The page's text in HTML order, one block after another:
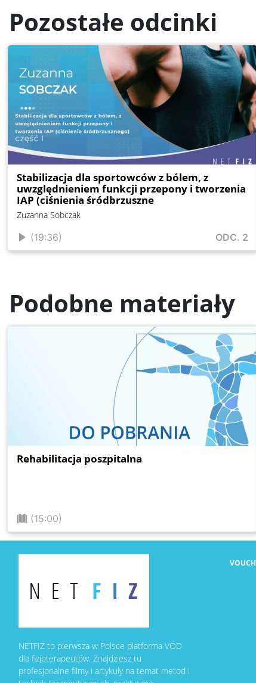
Pozostałe odcinki
Stabilizacja dla sportowców z bólem, z
uwzględnieniem funkcji przepony i tworzenia
IAP (ciśnienia śródbrzuszne
Zuzanna Sobczak
(19:36) ODC. 2
Podobne materiały
Rehabilitacja poszpitalna
(15:00)
NETFIZ to pierwsza w Polsce platforma VOD
dla fizjoterapeutów. Znajdziesz tu
profesjonalne filmy i artykuły na temat metod i